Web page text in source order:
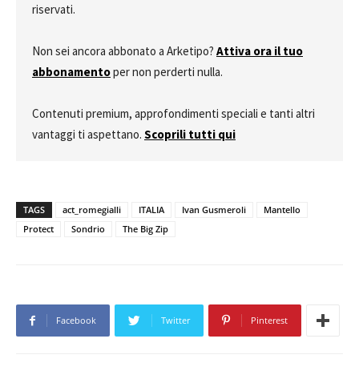
riservati.
Non sei ancora abbonato a Arketipo? Attiva ora il tuo
abbonamentoper non perderti nulla.
Contenuti premium, approfondimenti speciali e tanti altri
vantaggi ti aspettano. Scoprili tutti qui
TAGS act_romegialli ITALIA Ivan Gusmeroli
Mantello
Protect
Sondrio The Big Zip
Facebook Twitter Pinterest